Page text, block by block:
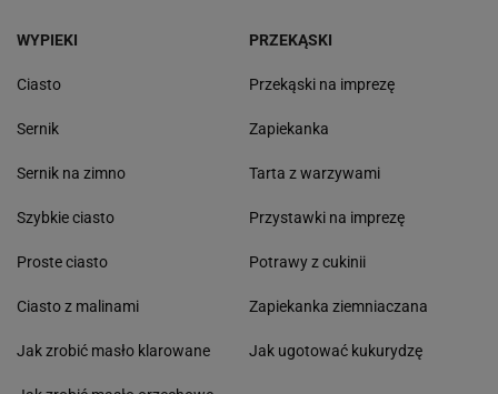
WYPIEKI
Ciasto
Sernik
Sernik na zimno
Szybkie ciasto
Proste ciasto
Ciasto z malinami
Jak zrobić masło klarowane
PRZEKĄSKI
Przekąski na imprezę
Zapiekanka
Tarta z warzywami
Przystawki na imprezę
Potrawy z cukinii
Zapiekanka ziemniaczana
Jak ugotować kukurydzę